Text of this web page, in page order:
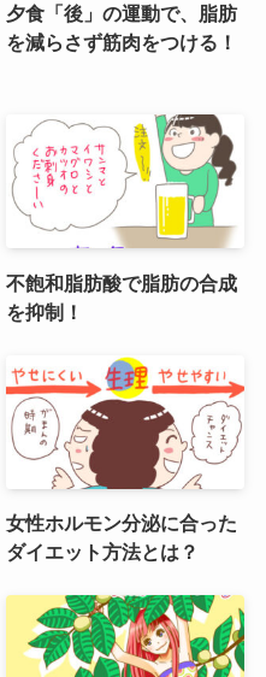
夕食「後」の運動で、脂肪
を減らさず筋肉をつける！
不飽和脂肪酸で脂肪の合成
を抑制！
女性ホルモン分泌に合った
ダイエット方法とは？